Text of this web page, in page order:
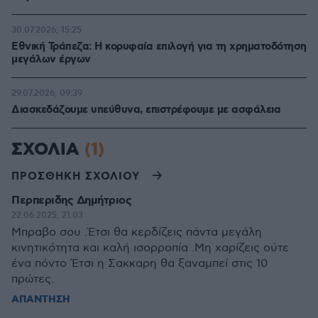
Εθνική Τράπεζα: Η κορυφαία επιλογή για τη χρηματοδότηση
μεγάλων έργων
30.07.2026, 15:25
Διασκεδάζουμε υπεύθυνα, επιστρέφουμε με ασφάλεια
29.07.2026, 09:39
ΣΧΟΛΙΑ (1)
ΠΡΟΣΘΗΚΗ ΣΧΟΛΙΟΥ
Περπεριδης Δημήτριος
22.06.2025, 21:03
Mπραβο σου .Έτσι θα κερδίζεις πάντα μεγάλη
κινητικότητα και καλή ισορροπία .Μη χαρίζεις ούτε
ένα πόντο Έτσι η Σακκαρη θα ξαναμπεί στις 10
πρώτες.
ΑΠΑΝΤΗΣΗ